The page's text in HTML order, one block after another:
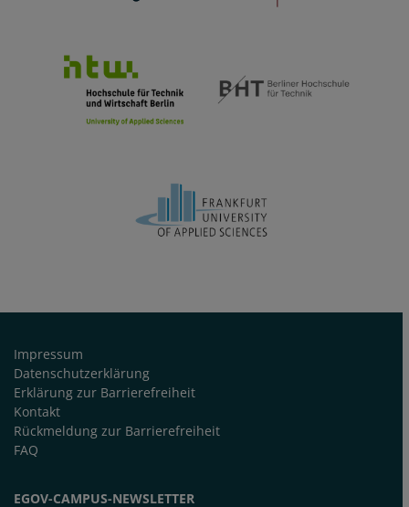
FUSSZEILE
Impressum
Datenschutzerklärung
Erklärung zur Barrierefreiheit
Kontakt
Rückmeldung zur Barrierefreiheit
FAQ
EGOV-CAMPUS-NEWSLETTER